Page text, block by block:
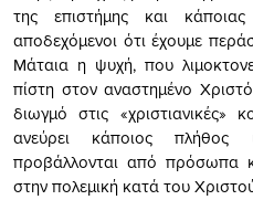
της επιστήμης και
αποδεχόμενοι ότι έχουμε
Μάταια η ψυχή, που
πίστη στον αναστημένο
διωγμό στις «χριστιανικές»
ανεύρει κάποιος πλήθος
προβάλλονται από πρόσωπα
στην πολεμική κατά του